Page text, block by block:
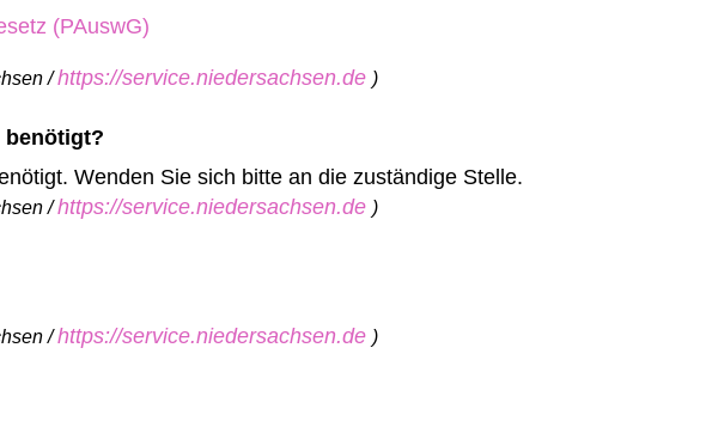
(PAuswG)
/https://service.niedersachsen.de )
benötigt?
Wenden Sie sich bitte an die zuständige Stelle.
/https://service.niedersachsen.de )
/https://service.niedersachsen.de )